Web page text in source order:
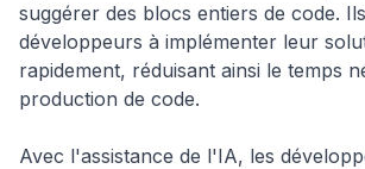
suggérer des blocs entiers de code.
développeurs à implémenter leur
rapidement, réduisant ainsi le temps
production de code.
Avec l'assistance de l'IA, les